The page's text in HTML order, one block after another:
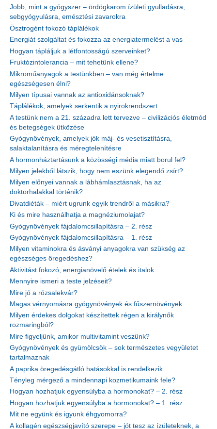
Jobb, mint a gyógyszer – ördögkarom ízületi gyulladásra,
sebgyógyulásra, emésztési zavarokra
Ösztrogént fokozó táplálékok
Energiát szolgáltat és fokozza az energiatermelést a vas
Hogyan tápláljuk a létfontosságú szerveinket?
Fruktózintolerancia – mit tehetünk ellene?
Mikroműanyagok a testünkben – van még értelme
egészségesen élni?
Milyen típusai vannak az antioxidánsoknak?
Táplálékok, amelyek serkentik a nyirokrendszert
A testünk nem a 21. századra lett tervezve – civilizációs életmód
és betegségek ütközése
Gyógynövények, amelyek jók máj- és vesetisztításra,
salaktalanításra és méregtelenítésre
A hormonháztartásunk a közösségi média miatt borul fel?
Milyen jelekből látszik, hogy nem eszünk elegendő zsírt?
Milyen előnyei vannak a lábhámlasztásnak, ha az
doktorhalakkal történik?
Divatdiéták – miért ugrunk egyik trendről a másikra?
Ki és mire használhatja a magnéziumolajat?
Gyógynövények fájdalomcsillapításra – 2. rész
Gyógynövények fájdalomcsillapításra – 1. rész
Milyen vitaminokra és ásványi anyagokra van szükség az
egészséges öregedéshez?
Aktivitást fokozó, energianövelő ételek és italok
Mennyire ismeri a teste jelzéseit?
Mire jó a rózsalekvár?
Magas vérnyomásra gyógynövények és fűszernövények
Milyen érdekes dolgokat készítettek régen a királynők
rozmaringból?
Mire figyeljünk, amikor multivitamint veszünk?
Gyógynövények és gyümölcsök – sok természetes vegyületet
tartalmaznak
A paprika öregedésgátló hatásokkal is rendelkezik
Tényleg mérgező a mindennapi kozmetikumaink fele?
Hogyan hozhatjuk egyensúlyba a hormonokat? – 2. rész
Hogyan hozhatjuk egyensúlyba a hormonokat? – 1. rész
Mit ne együnk és igyunk éhgyomorra?
A kollagén egészségjavító szerepe – jót tesz az ízületeknek, a